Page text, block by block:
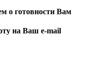
о готовности Вам
на Ваш e-mail